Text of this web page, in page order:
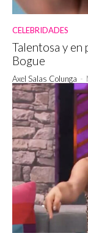
CELEBRIDADES
Talentosa y en
Bogue
Axel Salas Colunga -